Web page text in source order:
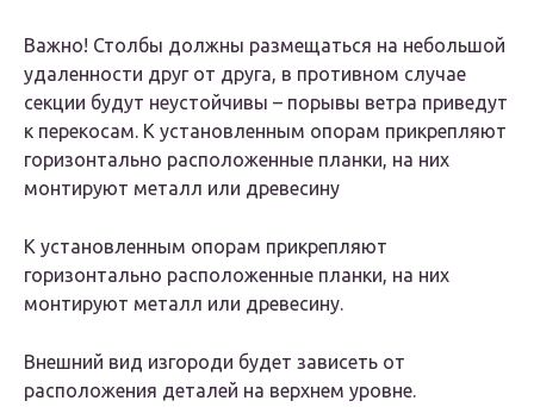
Важно! Столбы должны размещаться на небольшой
удаленности друг от друга, в противном случае
секции будут неустойчивы – порывы ветра приведут
к перекосам. К установленным опорам прикрепляют
горизонтально расположенные планки, на них
монтируют металл или древесину
К установленным опорам прикрепляют
горизонтально расположенные планки, на них
монтируют металл или древесину.
Внешний вид изгороди будет зависеть от
расположения деталей на верхнем уровне.